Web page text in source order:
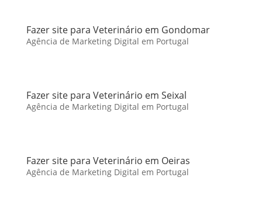
Fazer site para Veterinário em Gondomar
Agência de Marketing Digital em Portugal
Fazer site para Veterinário em Seixal
Agência de Marketing Digital em Portugal
Fazer site para Veterinário em Oeiras
Agência de Marketing Digital em Portugal